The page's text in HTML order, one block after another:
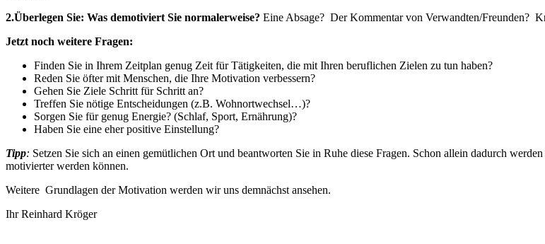
2.Überlegen Sie: Was demotiviert Sie normalerweise? Eine Absage? Der Kommentar von Verwandten/
Jetzt noch weitere Fragen:
Finden Sie in Ihrem Zeitplan genug Zeit für Tätigkeiten, die mit Ihren beruflichen Zielen zu tun haben?
Reden Sie öfter mit Menschen, die Ihre Motivation verbessern?
Gehen Sie Ziele Schritt für Schritt an?
Treffen Sie nötige Entscheidungen (z.B. Wohnortwechsel…)?
Sorgen Sie für genug Energie? (Schlaf, Sport, Ernährung)?
Haben Sie eine eher positive Einstellung?
Tipp: Setzen Sie sich an einen gemütlichen Ort und beantworten Sie in Ruhe diese Fragen. Schon allein dadurch
motivierter werden können.
Weitere Grundlagen der Motivation werden wir uns demnächst ansehen.
Ihr Reinhard Kröger